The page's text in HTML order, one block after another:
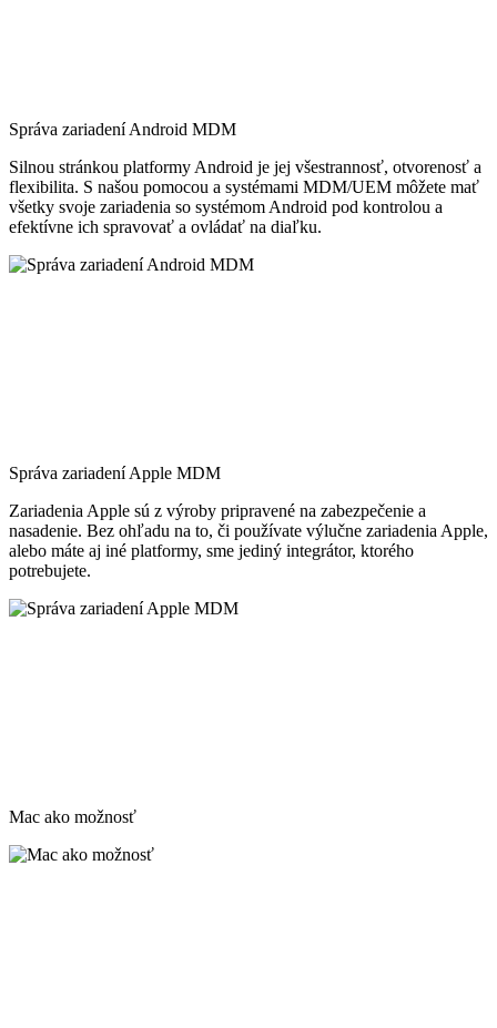
Správa zariadení Android MDM
Silnou stránkou platformy Android je jej všestrannosť, otvorenosť a
flexibilita. S našou pomocou a systémami MDM/UEM môžete mať
všetky svoje zariadenia so systémom Android pod kontrolou a
efektívne ich spravovať a ovládať na diaľku.
Správa zariadení Apple MDM
Zariadenia Apple sú z výroby pripravené na zabezpečenie a
nasadenie. Bez ohľadu na to, či používate výlučne zariadenia Apple,
alebo máte aj iné platformy, sme jediný integrátor, ktorého
potrebujete.
Mac ako možnosť